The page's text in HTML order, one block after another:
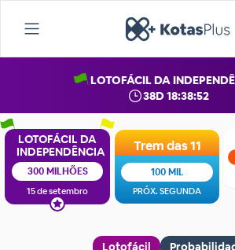
LOTOFÁCIL DA
38D 18:38:51
LOTOFÁCIL DA
INDEPENDÊNCIA
300 MILHÕES
15 de setembro
Trem das 11
100 MIL
PRÓX. SEGUNDA
Lotofácil